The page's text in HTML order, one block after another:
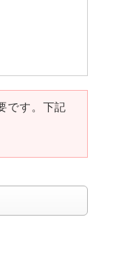
です。下記